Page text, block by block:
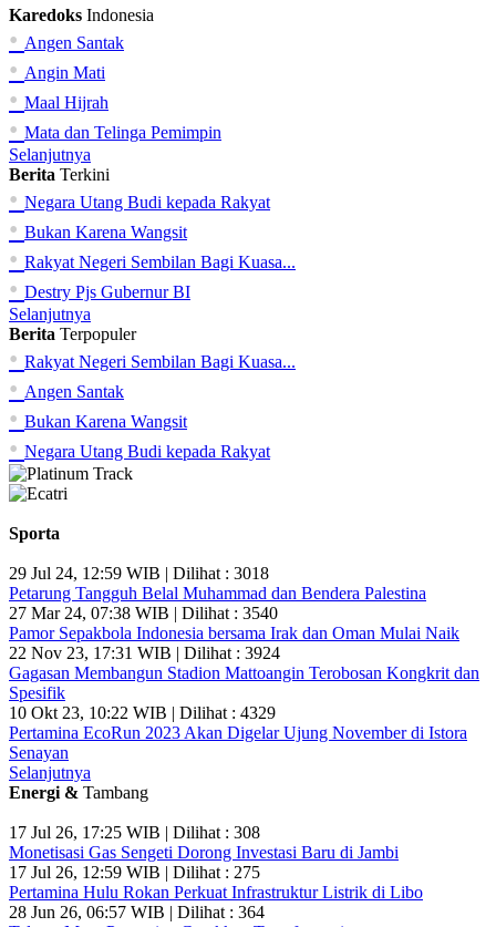
Karedoks Indonesia
• Angen Santak
• Angin Mati
• Maal Hijrah
• Mata dan Telinga Pemimpin
Selanjutnya
Berita Terkini
• Negara Utang Budi kepada Rakyat
• Bukan Karena Wangsit
• Rakyat Negeri Sembilan Bagi Kuasa...
• Destry Pjs Gubernur BI
Selanjutnya
Berita Terpopuler
• Rakyat Negeri Sembilan Bagi Kuasa...
• Angen Santak
• Bukan Karena Wangsit
• Negara Utang Budi kepada Rakyat
Sporta
29 Jul 24, 12:59 WIB | Dilihat : 3018
Petarung Tangguh Belal Muhammad dan Bendera Palestina
27 Mar 24, 07:38 WIB | Dilihat : 3540
Pamor Sepakbola Indonesia bersama Irak dan Oman Mulai Naik
22 Nov 23, 17:31 WIB | Dilihat : 3924
Gagasan Membangun Stadion Mattoangin Terobosan Kongkrit dan
Spesifik
10 Okt 23, 10:22 WIB | Dilihat : 4329
Pertamina EcoRun 2023 Akan Digelar Ujung November di Istora
Senayan
Selanjutnya
Energi & Tambang
17 Jul 26, 17:25 WIB | Dilihat : 308
Monetisasi Gas Sengeti Dorong Investasi Baru di Jambi
17 Jul 26, 12:59 WIB | Dilihat : 275
Pertamina Hulu Rokan Perkuat Infrastruktur Listrik di Libo
28 Jun 26, 06:57 WIB | Dilihat : 364